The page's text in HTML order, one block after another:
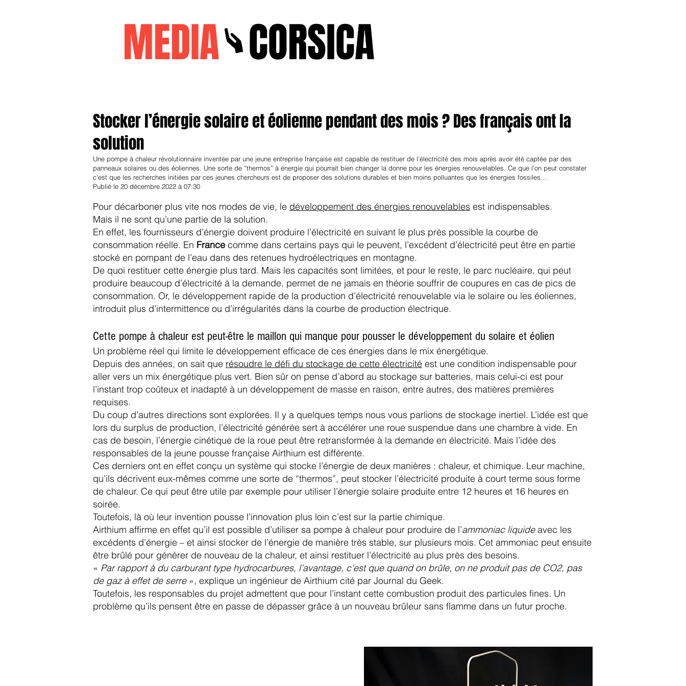
MEDIACORSICA
Stocker l’énergie solaire et éolienne pendant des mois ? Des français ont la
solution
Une pompe à chaleur révolutionnaire inventée par une jeune entreprise française est capable de restituer de l’électricité des mois après avoir été captée par des
panneaux solaires ou des éoliennes. Une sorte de “thermos” à énergie qui pourrait bien changer la donne pour les énergies renouvelables. Ce que l'on peut constater
c'est que les recherches initiées par ces jeunes chercheurs est de proposer des solutions durables et bien moins polluantes que les énergies fossiles...
Publié le 20 décembre 2022 à 07:30
Pour décarboner plus vite nos modes de vie, le développement des énergies renouvelables est indispensables.
Mais il ne sont qu’une partie de la solution.
En effet, les fournisseurs d’énergie doivent produire l’électricité en suivant le plus près possible la courbe de
consommation réelle. En France comme dans certains pays qui le peuvent, l’excédent d’électricité peut être en partie
stocké en pompant de l’eau dans des retenues hydroélectriques en montagne.
De quoi restituer cette énergie plus tard. Mais les capacités sont limitées, et pour le reste, le parc nucléaire, qui peut
produire beaucoup d’électricité à la demande, permet de ne jamais en théorie souffrir de coupures en cas de pics de
consommation. Or, le développement rapide de la production d’électricité renouvelable via le solaire ou les éoliennes,
introduit plus d’intermittence ou d’irrégularités dans la courbe de production électrique.
Cette pompe à chaleur est peut-être le maillon qui manque pour pousser le développement du solaire et éolien
Un problème réel qui limite le développement efficace de ces énergies dans le mix énergétique.
Depuis des années, on sait que résoudre le défi du stockage de cette électricité est une condition indispensable pour
aller vers un mix énergétique plus vert. Bien sûr on pense d’abord au stockage sur batteries, mais celui-ci est pour
l’instant trop coûteux et inadapté à un développement de masse en raison, entre autres, des matières premières
requises.
Du coup d’autres directions sont explorées. Il y a quelques temps nous vous parlions de stockage inertiel. L’idée est que
lors du surplus de production, l’électricité générée sert à accélérer une roue suspendue dans une chambre à vide. En
cas de besoin, l’énergie cinétique de la roue peut être retransformée à la demande en électricité. Mais l’idée des
responsables de la jeune pousse française Airthium est différente.
Ces derniers ont en effet conçu un système qui stocke l’énergie de deux manières : chaleur, et chimique. Leur machine,
qu’ils décrivent eux-mêmes comme une sorte de “thermos”, peut stocker l’électricité produite à court terme sous forme
de chaleur. Ce qui peut être utile par exemple pour utiliser l’énergie solaire produite entre 12 heures et 16 heures en
soirée.
Toutefois, là où leur invention pousse l’innovation plus loin c’est sur la partie chimique.
Airthium affirme en effet qu’il est possible d’utiliser sa pompe à chaleur pour produire de l’ammoniac liquideavec les
excédents d’énergie – et ainsi stocker de l’énergie de manière très stable, sur plusieurs mois. Cet ammoniac peut ensuite
être brûlé pour générer de nouveau de la chaleur, et ainsi restituer l’électricité au plus près des besoins.
« Par rapport à du carburant type hydrocarbures, l’avantage, c’est que quand on brûle, on ne produit pas de CO2, pas
de gaz à effet de serre», explique un ingénieur de Airthium cité par Journal du Geek.
Toutefois, les responsables du projet admettent que pour l’instant cette combustion produit des particules fines. Un
problème qu’ils pensent être en passe de dépasser grâce à un nouveau brûleur sans flamme dans un futur proche.